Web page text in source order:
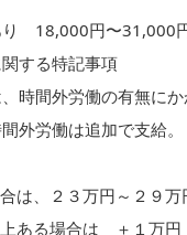
り 18,000円〜31,000
する特記事項
時間外労働の有無に
外労働は追加で支給。
は、２３万円～２９万
ある場合は ＋１万円